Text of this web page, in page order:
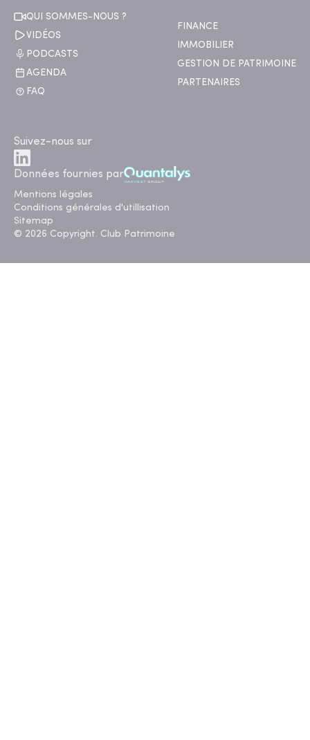
QUI SOMMES-NOUS ?
VIDÉOS
PODCASTS
AGENDA
FAQ
FINANCE
IMMOBILIER
GESTION DE PATRIMOINE
PARTENAIRES
Suivez-nous sur
Données fournies par
Mentions légales
Conditions générales d'utillisation
Sitemap
© 2026 Copyright. Club Patrimoine